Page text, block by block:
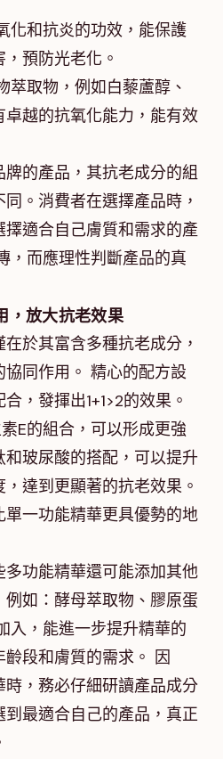
化和抗炎的功效，能保護
預防光老化。
萃取物，例如白藜蘆醇、
越的抗氧化能力，能有效
的產品，其抗老成分的組
。消費者在選擇產品時，
適合自己膚質和需求的產
，而應理性判斷產品的真
，放大抗老效果
於其富含多種抗老成分，
同作用。 精心的配方設
，發揮出1+1>2的效果。
E的組合，可以形成更強
玻尿酸的搭配，可以提升
達到更顯著的抗老效果。
一功能精華更具優勢的地
功能精華還可能添加其他
如：酵母萃取物、膠原蛋
入，能進一步提升精華的
段和膚質的需求。 因
，務必仔細研讀產品成分
最適合自己的產品，真正